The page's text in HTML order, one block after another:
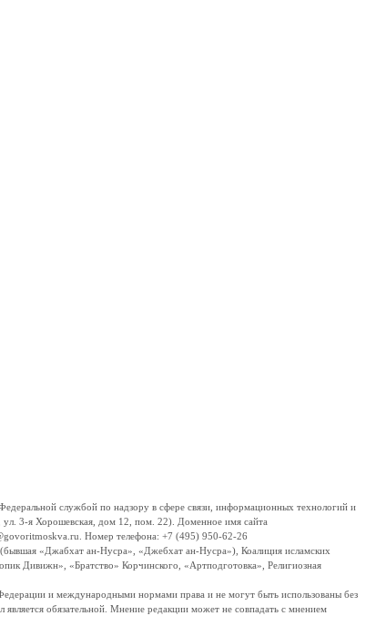
службой по надзору в сфере связи, информационных технологий и
3-я Хорошевская, дом 12, пом. 22). Доменное имя сайта
Номер телефона: +7 (495) 950-62-26
«Джабхат ан-Нусра», «Джебхат ан-Нусра»), Коалиция исламских
Дивижн», «Братство» Корчинского, «Артподготовка», Религиозная
и международными нормами права и не могут быть использованы без
обязательной. Мнение редакции может не совпадать с мнением